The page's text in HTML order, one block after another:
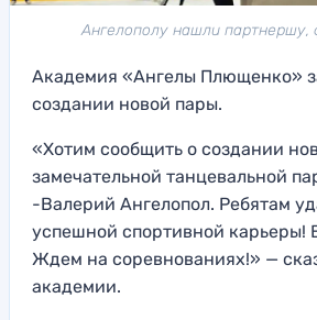
Ангелополу нашли партнершу,
Академия «Ангелы Плющенко»
создании новой пары.
«Хотим сообщить о создании
замечательной танцевальной
-Валерий Ангелопол. Ребятам
успешной спортивной карьеры!
Ждем на соревнованиях!» —
академии.